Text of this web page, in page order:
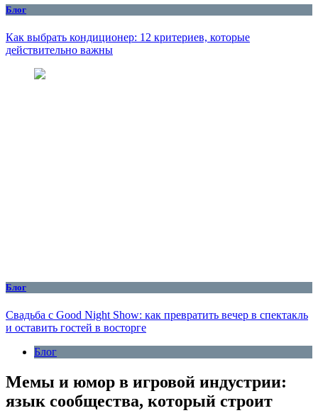
Блог
Как выбрать кондиционер: 12 критериев, которые
действительно важны
Блог
Свадьба с Good Night Show: как превратить вечер в спектакль
и оставить гостей в восторге
Блог
Мемы и юмор в игровой индустрии:
язык сообщества, который строит